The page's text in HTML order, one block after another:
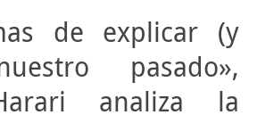
de explicar (y
pasado»,
analiza la